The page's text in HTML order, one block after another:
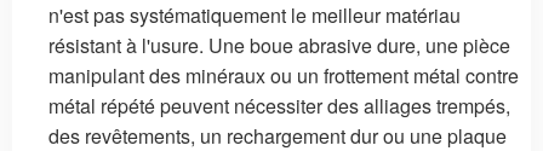
n'est pas systématiquement le meilleur matériau
résistant à l'usure. Une boue abrasive dure, une pièce
manipulant des minéraux ou un frottement métal contre
métal répété peuvent nécessiter des alliages trempés,
des revêtements, un rechargement dur ou une plaque